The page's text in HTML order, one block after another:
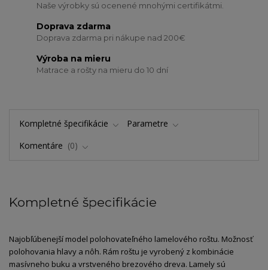
Naše výrobky sú ocenené mnohými certifikátmi.
Doprava zdarma
Doprava zdarma pri nákupe nad 200€
Výroba na mieru
Matrace a rošty na mieru do 10 dní
Kompletné špecifikácie
Parametre
Komentáre
0
Kompletné špecifikácie
Najobľúbenejší model polohovateľného lamelového roštu. Možnosť
polohovania hlavy a nôh. Rám roštu je vyrobený z kombinácie
masívneho buku a vrstveného brezového dreva. Lamely sú